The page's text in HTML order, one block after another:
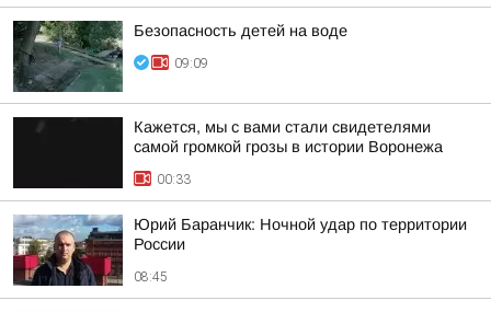
Безопасность детей на воде
09:09
Кажется, мы с вами стали свидетелями
самой громкой грозы в истории Воронежа
00:33
Юрий Баранчик: Ночной удар по территории
России
08:45